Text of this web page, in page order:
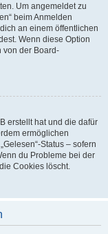
Um angemeldet zu
beim Anmelden
an einem öffentlichen
Wenn diese Option
von der Board-
erstellt hat und die dafür
ermöglichen
Status – sofern
du Probleme bei der
Cookies löscht.